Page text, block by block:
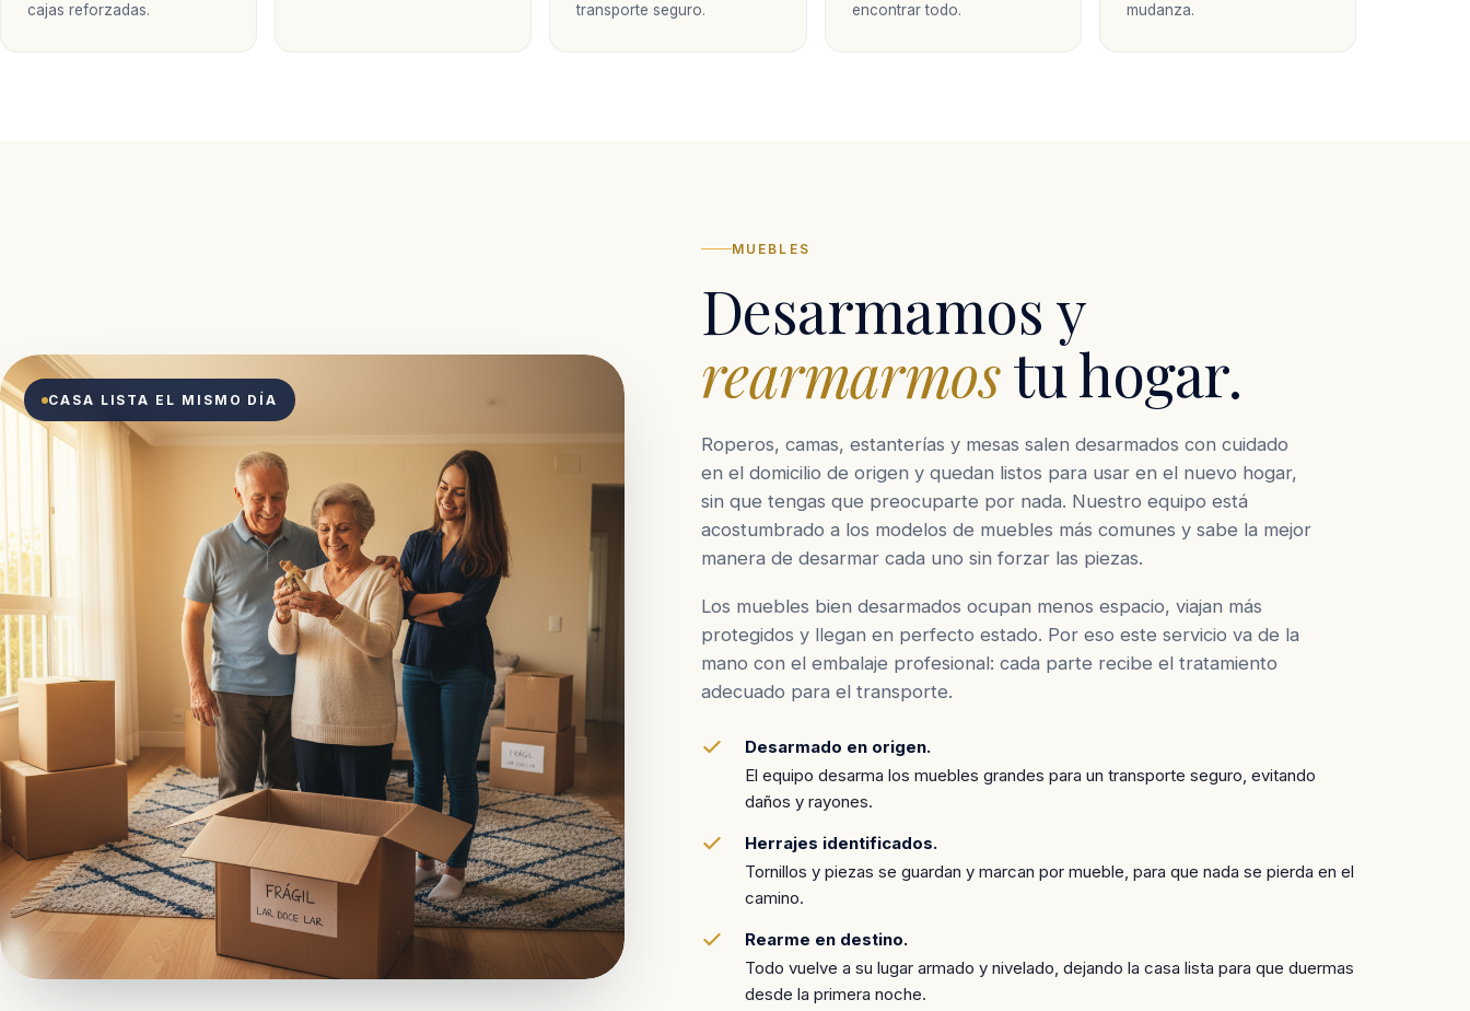
cajas reforzadas.
transporte seguro.
encontrar todo.
mudanza.
MUEBLES
Desarmamos y
rearmarmostu hogar.
Roperos, camas, estanterías y mesas salen desarmados con cuidado
en el domicilio de origen y quedan listos para usar en el nuevo hogar,
sin que tengas que preocuparte por nada. Nuestro equipo está
acostumbrado a los modelos de muebles más comunes y sabe la mejor
manera de desarmar cada uno sin forzar las piezas.
Los muebles bien desarmados ocupan menos espacio, viajan más
protegidos y llegan en perfecto estado. Por eso este servicio va de la
mano con el embalaje profesional: cada parte recibe el tratamiento
adecuado para el transporte.
Desarmado en origen.
El equipo desarma los muebles grandes para un transporte seguro, evitando
daños y rayones.
Herrajes identificados.
Tornillos y piezas se guardan y marcan por mueble, para que nada se pierda en el
camino.
Rearme en destino.
Todo vuelve a su lugar armado y nivelado, dejando la casa lista para que duermas
desde la primera noche.
CASA LISTA EL MISMO DÍA